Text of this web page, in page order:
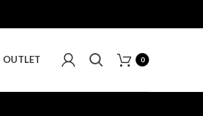
OUTLET 0